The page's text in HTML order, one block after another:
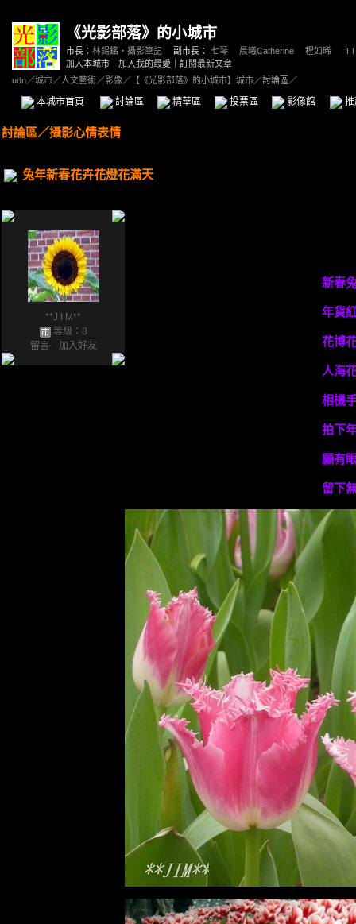
《光影部落》的小城市
市長： 林錫銘‧攝影筆記 副市長： 七琴 晨曦Catherine 程如晞
加入本城市
加入我的最愛
訂閱最新文章
udn／城市／人文藝術／影像 ／ 【《光影部落》的小城市】城市／討論區／
本城市首頁 討論區 精華區 投票區 影像館
討論區／攝影心情表情
兔年新春花卉花燈花滿天
**J I M**
等級：8
留言
加入好友
新春
年貨
花博
人海
相機
拍下
願有
留下